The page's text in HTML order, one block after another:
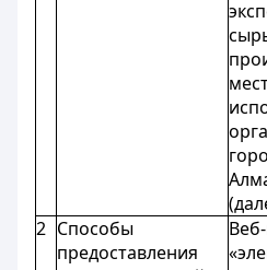
2 Способы
предоставления